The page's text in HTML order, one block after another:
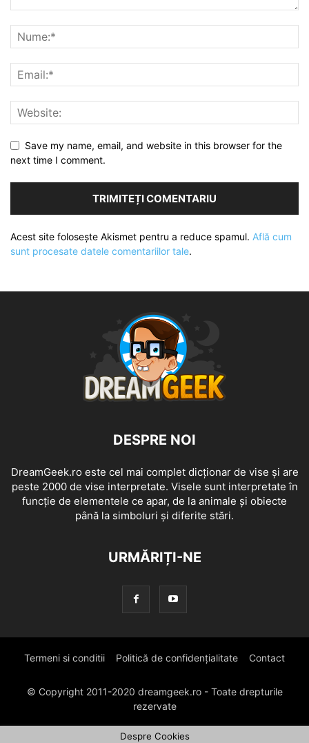
Save my name, email, and website in this browser for the
next time I comment.
Acest site folosește Akismet pentru a reduce spamul. Află cum
sunt procesate datele comentariilor tale.
DESPRE NOI
DreamGeek.ro este cel mai complet dicționar de vise și are
peste 2000 de vise interpretate. Visele sunt interpretate în
funcție de elementele ce apar, de la animale și obiecte
până la simboluri și diferite stări.
URMĂRIȚI-NE
Termeni si conditii Politică de confidențialitate Contact
© Copyright 2011-2020 dreamgeek.ro - Toate drepturile
rezervate
Despre Cookies